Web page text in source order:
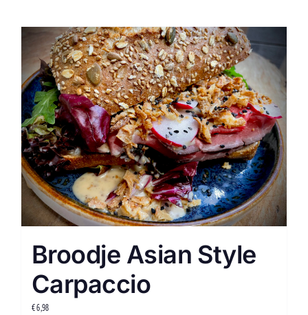
Broodje Asian Style
Carpaccio
€6,98